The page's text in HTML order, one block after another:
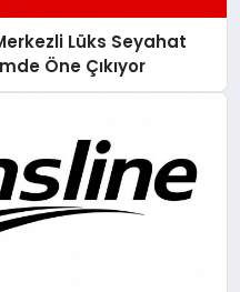
Lüks Seyahat
Öne Çıkıyor